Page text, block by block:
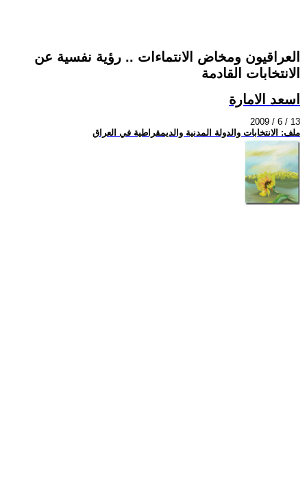
العراقيون ومخاض الانتماءات .. رؤية نفسية عن
الانتخابات القادمة
اسعد الامارة
2009 / 6 / 13
ملف: الانتخابات والدولة المدنية والديمقراطية في العراق